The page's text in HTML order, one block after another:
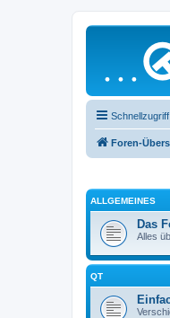
Schnellzugriff
Foren-
ALLGEMEINES
Das
Alles
QT